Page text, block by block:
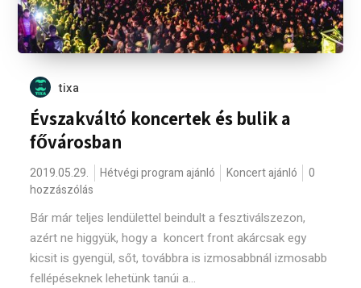
tixa
Évszakváltó koncertek és bulik a
fővárosban
2019.05.29. Hétvégi program ajánló Koncert ajánló
0
hozzászólás
Bár már teljes lendülettel beindult a fesztiválszezon,
azért ne higgyük, hogy a koncert front akárcsak egy
kicsit is gyengül, sőt, továbbra is izmosabbnál izmosabb
fellépéseknek lehetünk tanúi a...